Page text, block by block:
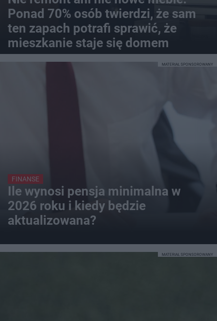
Ponad 70% osób twierdzi, że sam
ten zapach potrafi sprawić, że
mieszkanie staje się domem
FINANSE
Ile wynosi pensja minimalna w
2026 roku i kiedy będzie
aktualizowana?
MATERIAŁ SPONSOROWANY
MATERIAŁ SPONSOROWANY